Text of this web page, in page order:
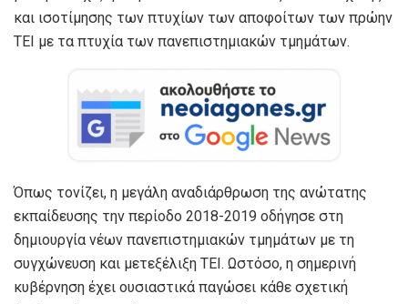
και ισοτίμησης των πτυχίων των αποφοίτων των πρώην
ΤΕΙ με τα πτυχία των πανεπιστημιακών τμημάτων.
Όπως τονίζει, η μεγάλη αναδιάρθρωση της ανώτατης
εκπαίδευσης την περίοδο 2018-2019 οδήγησε στη
δημιουργία νέων πανεπιστημιακών τμημάτων με τη
συγχώνευση και μετεξέλιξη ΤΕΙ. Ωστόσο, η σημερινή
κυβέρνηση έχει ουσιαστικά παγώσει κάθε σχετική